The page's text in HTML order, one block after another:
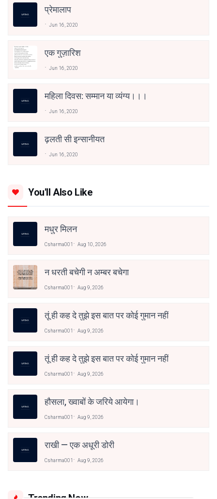
प्रेमालाप
Jun 16, 2020
एक गुज़ारिश
Jun 16, 2020
महिला दिवस: सम्मान या व्यंग्य।।।
Jun 16, 2020
ढ़लती सी‌ इन्सानीयत
Jun 16, 2020
You'll Also Like
मधुर मिलन
Csharma001 Aug 10, 2026
न धरती बचेगी न अम्बर बचेगा
Csharma001 Aug 9, 2026
तूं ही कह दे तुझे इस बात पर कोई गुमान नहीं
Csharma001 Aug 9, 2026
तूं ही कह दे तुझे इस बात पर कोई गुमान नहीं
Csharma001 Aug 9, 2026
हौसला, ख्वाबों के जरिये आयेगा।
Csharma001 Aug 9, 2026
राखी — एक अधूरी डोरी
Csharma001 Aug 9, 2026